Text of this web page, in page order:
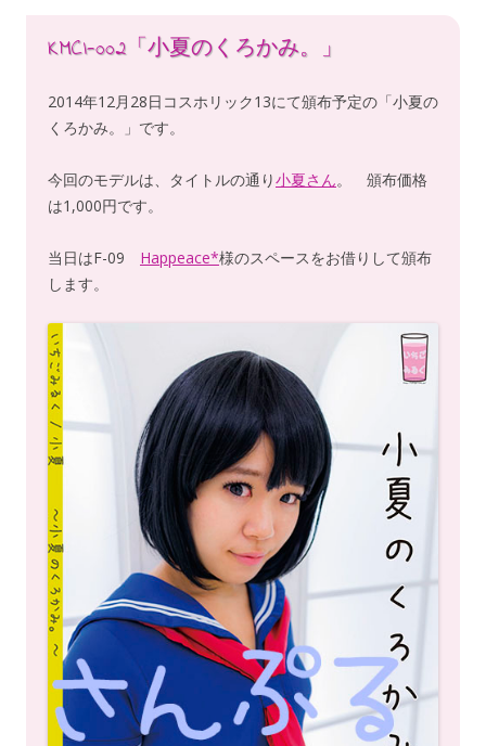
KMCI-002「小夏のくろかみ。」
2014年12月28日コスホリック13にて頒布予定の「小夏の
くろかみ。」です。
今回のモデルは、タイトルの通り小夏さん。 頒布価格
は1,000円です。
当日はF-09 Happeace*様のスペースをお借りして頒布
します。